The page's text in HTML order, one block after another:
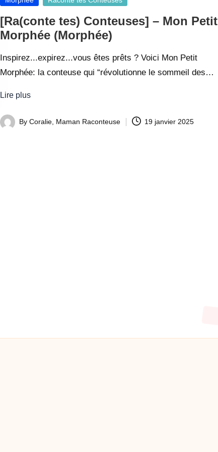
e
[Ra(conte tes) Conteuses] – Mon Petit
Morphée (Morphée)
Inspirez...expirez...vous êtes prêts ? Voici Mon Petit
Morphée: la conteuse qui “révolutionne le sommeil des…
Lire plus
Posted
By Coralie, Maman Raconteuse 19 janvier 2025